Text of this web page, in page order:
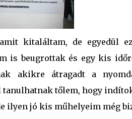
kitaláltam, de egyedül
is beugrottak és egy kis
akikre átragadt a
tőlem, hogy
ilyen jó kis műhelyeim még